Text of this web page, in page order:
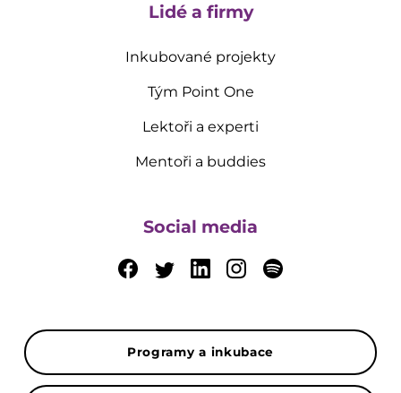
Lidé a firmy
Inkubované projekty
Tým Point One
Lektoři a experti
Mentoři a buddies
Social media
Programy a inkubace